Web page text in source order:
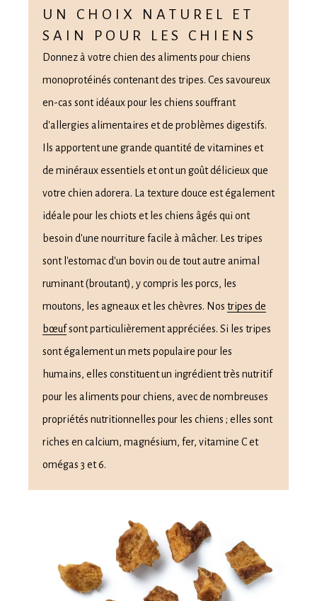
UN CHOIX NATUREL ET
SAIN POUR LES CHIENS
Donnez à votre chien des aliments pour chiens
monoprotéinés contenant des tripes. Ces savoureux
en-cas sont idéaux pour les chiens souffrant
d'allergies alimentaires et de problèmes digestifs.
Ils apportent une grande quantité de vitamines et
de minéraux essentiels et ont un goût délicieux que
votre chien adorera. La texture douce est également
idéale pour les chiots et les chiens âgés qui ont
besoin d'une nourriture facile à mâcher. Les tripes
sont l'estomac d'un bovin ou de tout autre animal
ruminant (broutant), y compris les porcs, les
moutons, les agneaux et les chèvres. Nos tripes de
bœufsont particulièrement appréciées. Si les tripes
sont également un mets populaire pour les
humains, elles constituent un ingrédient très nutritif
pour les aliments pour chiens, avec de nombreuses
propriétés nutritionnelles pour les chiens ; elles sont
riches en calcium, magnésium, fer, vitamine C et
omégas 3 et 6.